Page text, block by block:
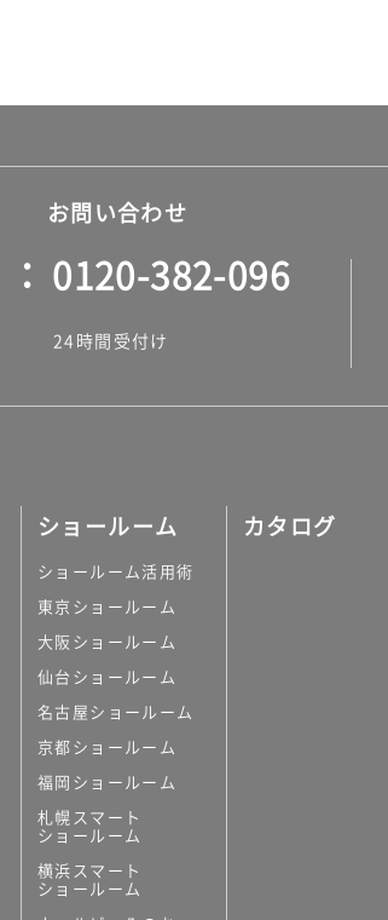
お問い合わせ
0120-382-096
24時間受付け
ショールーム
ショールーム活用術
東京ショールーム
大阪ショールーム
仙台ショールーム
名古屋ショールーム
京都ショールーム
福岡ショールーム
札幌スマート
ショールーム
横浜スマート
ショールーム
カタログ